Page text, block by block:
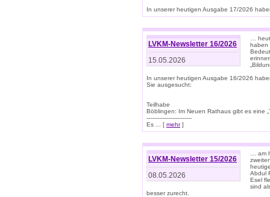
In unserer heutigen Ausgabe 17/2026
LVKM-Newsletter 16/2026
15.05.2026
…
haben
In unserer heutigen Ausgabe 16/2026
Sie ausgesucht:
Teilhabe
Böblingen: Im Neuen Rathaus gibt es eine
-------------------------
Es ... [ mehr]
LVKM-Newsletter 15/2026
08.05.2026
… am
Abdul
Esel
sind
besser zurecht.